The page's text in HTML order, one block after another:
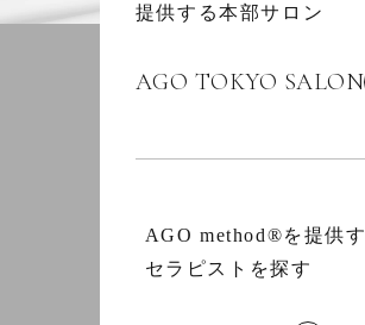
提供する本部サロン
AGO TOKYO SALON
AGO method®を提供
セラピストを探す